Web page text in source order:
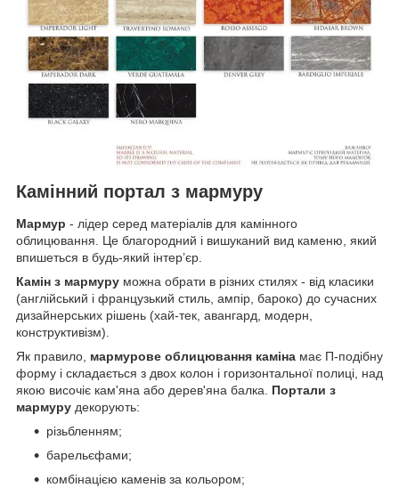
Камінний портал з мармуру
Мармур - лідер серед матеріалів для камінного
облицювання. Це благородний і вишуканий вид каменю, який
впишеться в будь-який інтер’єр.
Камін з мармуру можна обрати в різних стилях - від класики
(англійський і французький стиль, ампір, бароко) до сучасних
дизайнерських рішень (хай-тек, авангард, модерн,
конструктивізм).
Як правило, мармурове облицювання каміна має П-подібну
форму і складається з двох колон і горизонтальної полиці, над
якою височіє кам'яна або дерев'яна балка. Портали з
мармуру декорують:
різьбленням;
барельєфами;
комбінацією каменів за кольором;